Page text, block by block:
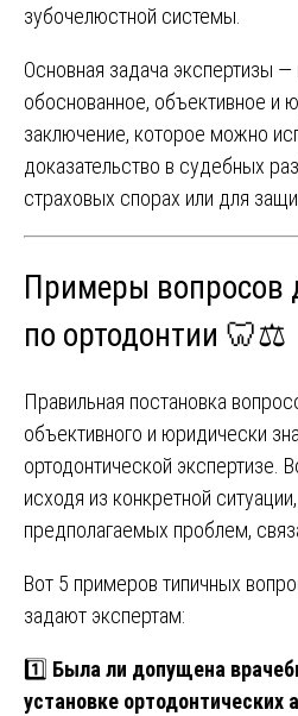
зубочелюстной системы.
Основная задача экспертизы —
обоснованное, объективное и
заключение, которое можно
доказательство в судебных
страховых спорах или для
Примеры вопросов
по ортодонтии 🦷⚖️
Правильная постановка
объективного и юридически
ортодонтической экспертизе.
исходя из конкретной
предполагаемых проблем,
Вот 5 примеров типичных
задают экспертам:
1️⃣ Была ли допущена
установке ортодонтических